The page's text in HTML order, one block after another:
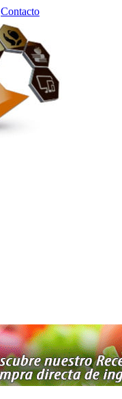
Contacto